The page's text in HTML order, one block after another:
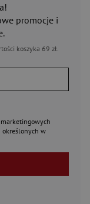
promocje i
koszyka 69 zł.
określonych w